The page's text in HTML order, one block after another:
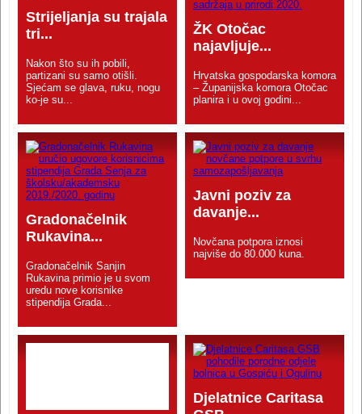
Strijeljanja su trajala
tri...
Nakon što su ih pobili,
partizani su samo otišli.
Sjećam se glava, ruku, nogu
ko-je su...
ŽK Otočac
najavljuje...
Hrvatska gospodarska komora
– Županijska komora Otočac
planira i u ovoj godini...
Gradonačelnik
Rukavina...
Gradonačelnik Sanjin
Rukavina primio je u svom
uredu nove korisnike
stipendija Grada...
Javni poziv za
davanje...
Novčana potpora iznosi
najviše do 80.000 kuna.
Djelatnice Caritasa